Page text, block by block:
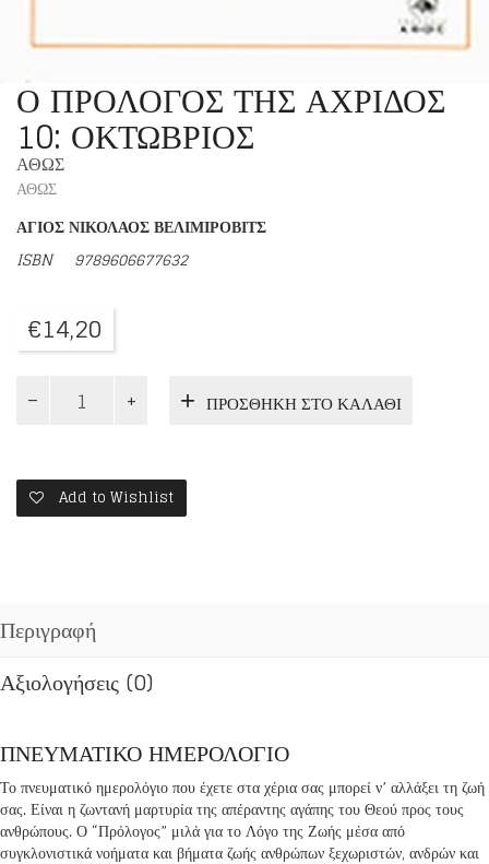
Ο ΠΡΟΛΟΓΟΣ ΤΗΣ ΑΧΡΙΔΟΣ
10: ΟΚΤΩΒΡΙΟΣ
ΑΘΩΣ
ΑΘΩΣ
ΑΓΙΟΣ ΝΙΚΟΛΑΟΣ ΒΕΛΙΜΙΡΟΒΙΤΣ
ISBN
9789606677632
€14,20
ΠΡΟΛΟΓΟΣ
10:
ΟΚΤΩΒΡΙΟΣ
ποσότητα
ΠΡΟΣΘΉΚΗ ΣΤΟ ΚΑΛΆΘΙ
Add to Wishlist
Περιγραφή
Αξιολογήσεις (0)
ΠΝΕΥΜΑΤΙΚΟ ΗΜΕΡΟΛΟΓΙΟ
Το πνευματικό ημερολόγιο που έχετε στα χέρια σας μπορεί ν’ αλλάξει τη ζωή
σας. Είναι η ζωντανή μαρτυρία της απέραντης αγάπης του Θεού προς τους
ανθρώπους. Ο “Πρόλογος” μιλά για το Λόγο της Ζωής μέσα από
συγκλονιστικά νοήματα και βήματα ζωής ανθρώπων ξεχωριστών, ανδρών και